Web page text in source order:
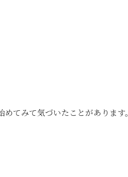
てみて気づいたことがあります。